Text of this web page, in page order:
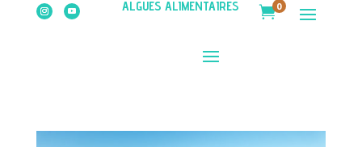
ALGUES ALIMENTAIRES 0